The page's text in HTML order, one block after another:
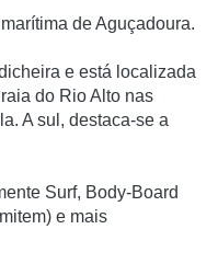
de Aguçadoura.
e está localizada
do Rio Alto nas
A sul, destaca-se a
Surf, Body-Board
e mais